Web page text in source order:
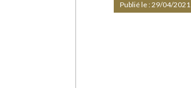
Publié le :29/04/2021